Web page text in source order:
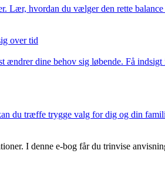
Lær, hvordan du vælger den rette
over tid
dine behov sig løbende. Få
du træffe trygge valg for dig og din
I denne e-bog får du trinvise